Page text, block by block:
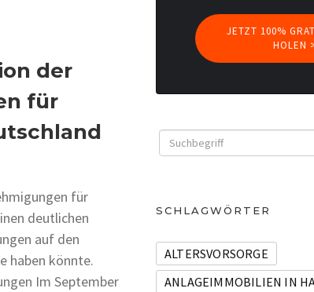
der
für
für
deutlichen
auf den
haben könnte.
Im September
JETZT 100%
HOLEN
SCHLAGWÖRTER
ALTERSVORSORGE
ANLAGEIMMOBILIEN IN